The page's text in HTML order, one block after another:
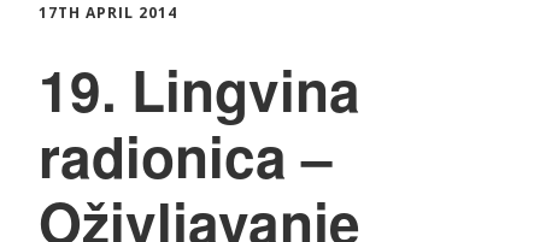
17TH APRIL 2014
19. Lingvina
radionica –
Oživljavanje